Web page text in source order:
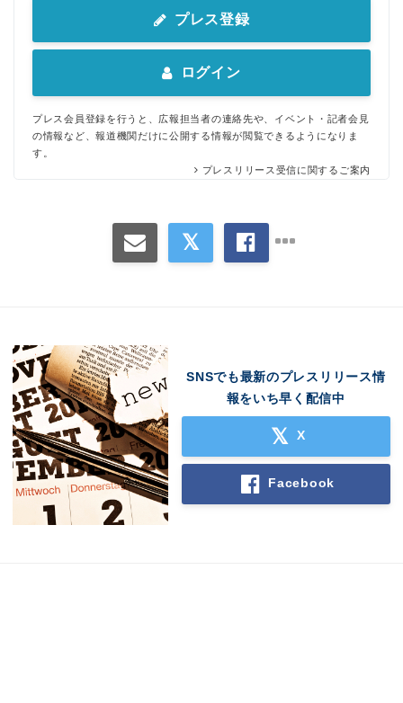
プレス登録
ログイン
プレス会員登録を行うと、広報担当者の連絡先や、イベント・記者会見
の情報など、報道機関だけに公開する情報が閲覧できるようになりま
す。
プレスリリース受信に関するご案内
SNSでも最新のプレスリリース情
報をいち早く配信中
X
Facebook